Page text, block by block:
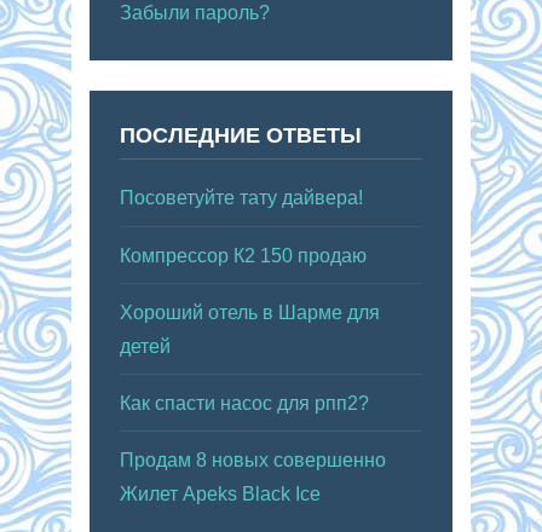
Забыли пароль?
ПОСЛЕДНИЕ ОТВЕТЫ
Посоветуйте тату дайвера!
Компрессор К2 150 продаю
Хороший отель в Шарме для
детей
Как спасти насос для рпп2?
Продам 8 новых совершенно
Жилет Apeks Black Ice